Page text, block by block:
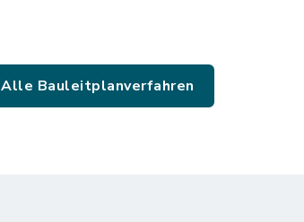
Alle Bauleitplanverfahren